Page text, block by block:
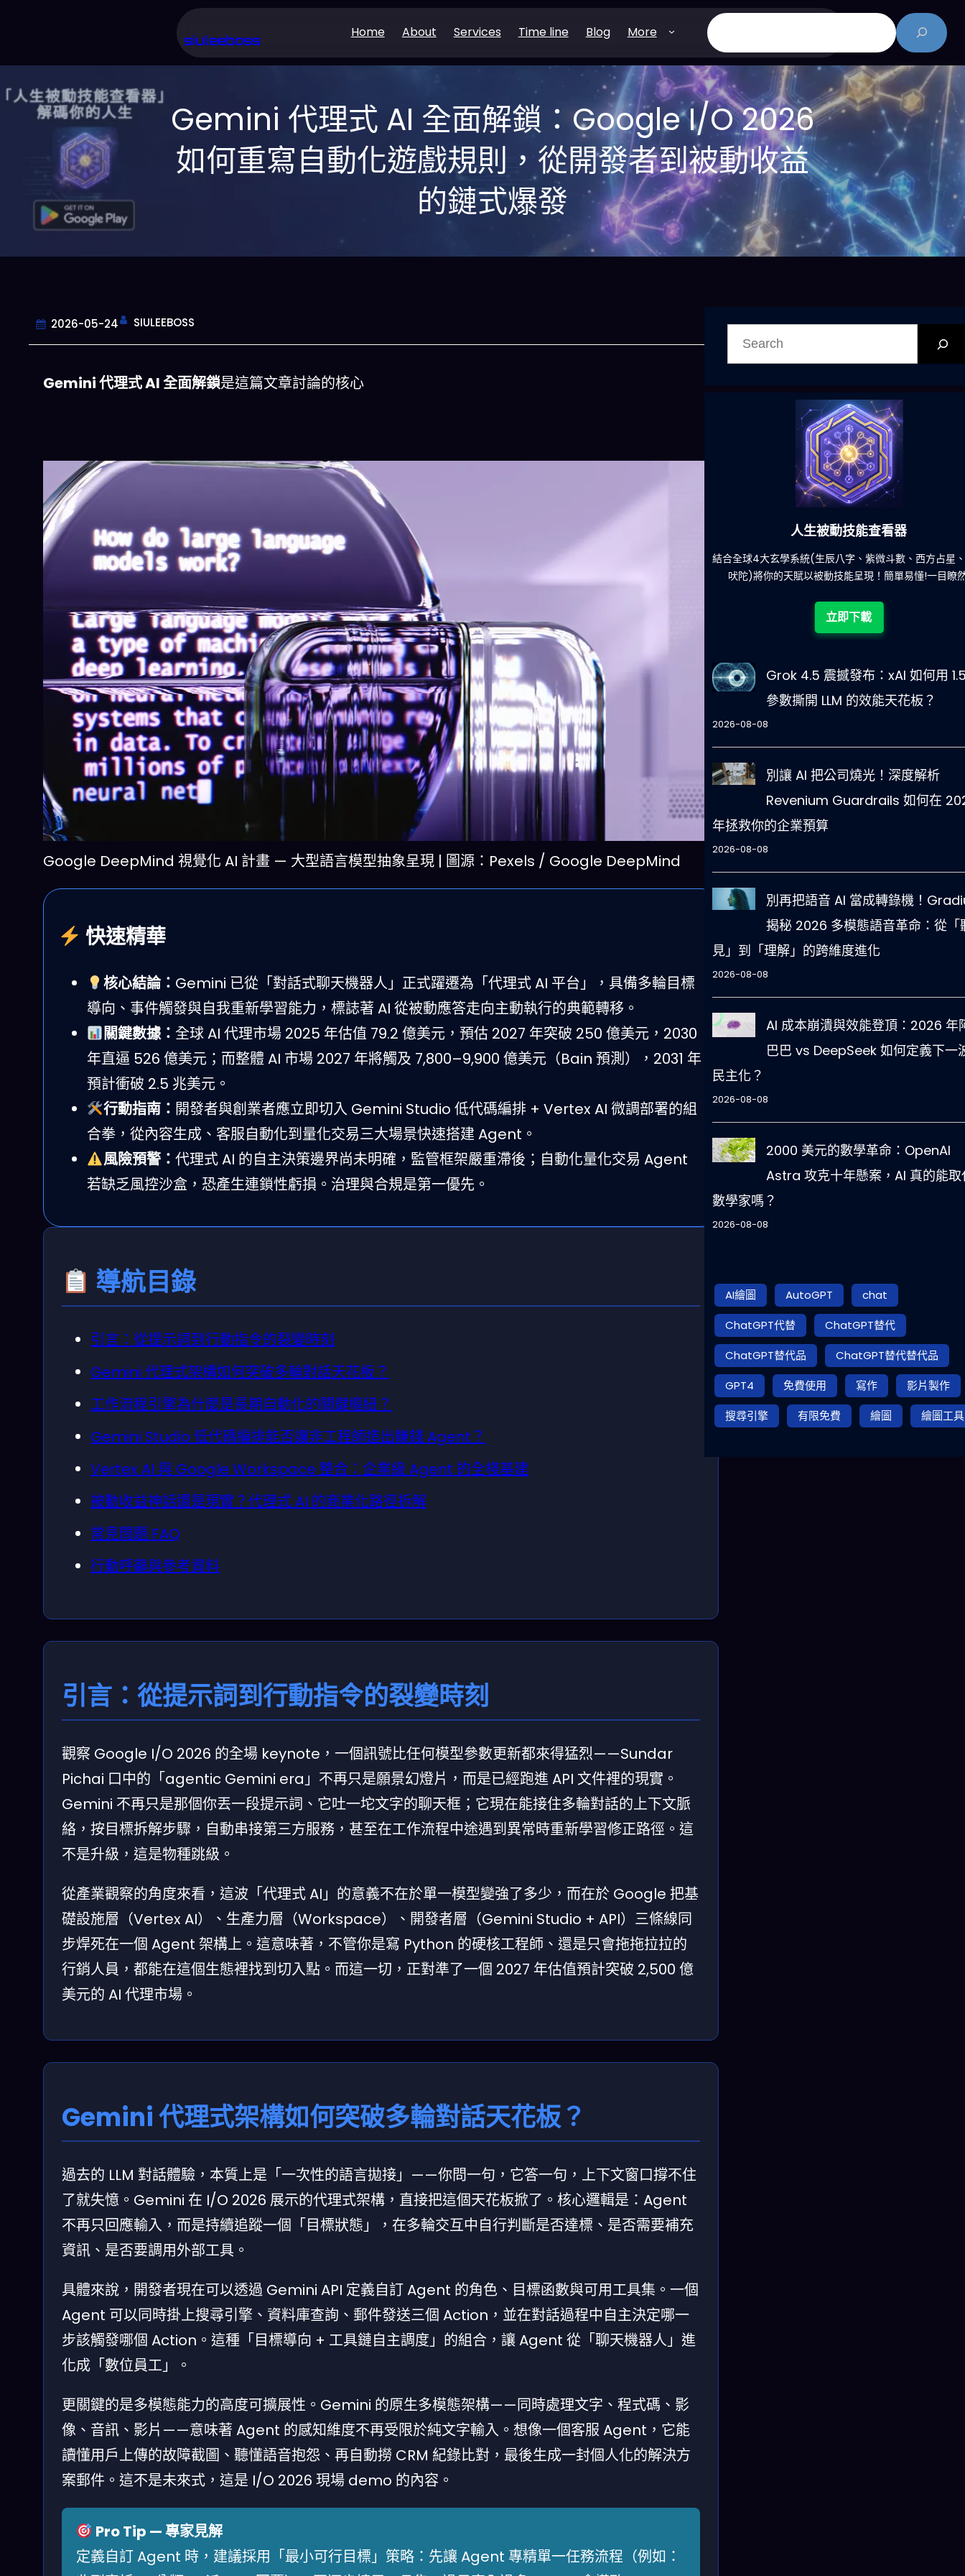
主
要
siuleeboss Home About Services Time line Blog More
搜
尋
Gemini 代理式 AI 全面解鎖：Google I/O 2026
如何重寫自動化遊戲規則，從開發者到被動收益
的鏈式爆發
2026-05-24 SIULEEBOSS
Gemini 代理式 AI 全面解鎖是這篇文章討論的核心
Google DeepMind 視覺化 AI 計畫 — 大型語言模型抽象呈現 | 圖源：Pexels / Google DeepMind
快速精華
核心結論： Gemini 已從「對話式聊天機器人」正式躍遷為「代理式 AI 平台」，具備多輪目標
導向、事件觸發與自我重新學習能力，標誌著 AI 從被動應答走向主動執行的典範轉移。
關鍵數據： 全球 AI 代理市場 2025 年估值 79.2 億美元，預估 2027 年突破 250 億美元，2030
年直逼 526 億美元；而整體 AI 市場 2027 年將觸及 7,800–9,900 億美元（Bain 預測），2031 年
預計衝破 2.5 兆美元。
行動指南： 開發者與創業者應立即切入 Gemini Studio 低代碼編排 + Vertex AI 微調部署的組
合拳，從內容生成、客服自動化到量化交易三大場景快速搭建 Agent。
風險預警： 代理式 AI 的自主決策邊界尚未明確，監管框架嚴重滯後；自動化量化交易 Agent
若缺乏風控沙盒，恐產生連鎖性虧損。治理與合規是第一優先。
導航目錄
引言：從提示詞到行動指令的裂變時刻
Gemini 代理式架構如何突破多輪對話天花板？
工作流程引擎為什麼是長期自動化的關鍵樞紐？
Gemini Studio 低代碼編排能否讓非工程師造出賺錢 Agent？
Vertex AI 與 Google Workspace 整合：企業級 Agent 的全棧基建
被動收益神話還是現實？代理式 AI 的商業化路徑拆解
常見問題 FAQ
行動呼籲與參考資料
引言：從提示詞到行動指令的裂變時刻
觀察 Google I/O 2026 的全場 keynote，一個訊號比任何模型參數更新都來得猛烈——Sundar
Pichai 口中的「agentic Gemini era」不再只是願景幻燈片，而是已經跑進 API 文件裡的現實。
Gemini 不再只是那個你丟一段提示詞、它吐一坨文字的聊天框；它現在能接住多輪對話的上下文脈
絡，按目標拆解步驟，自動串接第三方服務，甚至在工作流程中途遇到異常時重新學習修正路徑。這
不是升級，這是物種跳級。
從產業觀察的角度來看，這波「代理式 AI」的意義不在於單一模型變強了多少，而在於 Google 把基
礎設施層（Vertex AI）、生產力層（Workspace）、開發者層（Gemini Studio + API）三條線同
步焊死在一個 Agent 架構上。這意味著，不管你是寫 Python 的硬核工程師、還是只會拖拖拉拉的
行銷人員，都能在這個生態裡找到切入點。而這一切，正對準了一個 2027 年估值預計突破 2,500 億
美元的 AI 代理市場。
Gemini 代理式架構如何突破多輪對話天花板？
過去的 LLM 對話體驗，本質上是「一次性的語言拋接」——你問一句，它答一句，上下文窗口撐不住
了就失憶。Gemini 在 I/O 2026 展示的代理式架構，直接把這個天花板掀了。核心邏輯是：Agent
不再只回應輸入，而是持續追蹤一個「目標狀態」，在多輪交互中自行判斷是否達標、是否需要補充
資訊、是否要調用外部工具。
具體來說，開發者現在可以透過 Gemini API 定義自訂 Agent 的角色、目標函數與可用工具集。一個
Agent 可以同時掛上搜尋引擎、資料庫查詢、郵件發送三個 Action，並在對話過程中自主決定哪一
步該觸發哪個 Action。這種「目標導向 + 工具鏈自主調度」的組合，讓 Agent 從「聊天機器人」進
化成「數位員工」。
更關鍵的是多模態能力的高度可擴展性。Gemini 的原生多模態架構——同時處理文字、程式碼、影
像、音訊、影片——意味著 Agent 的感知維度不再受限於純文字輸入。想像一個客服 Agent，它能
讀懂用戶上傳的故障截圖、聽懂語音抱怨、再自動撈 CRM 紀錄比對，最後生成一封個人化的解決方
案郵件。這不是未來式，這是 I/O 2026 現場 demo 的內容。
Pro Tip — 專家見解
定義自訂 Agent 時，建議採用「最小可行目標」策略：先讓 Agent 專精單一任務流程（例如：
一鍵配搭出三餸一湯的完美晚餐組合,以後免除晚餐吃什麽的煩
人生被動技能查看器
結合全球4大玄學系統(生辰八字、紫微斗數、西方占星
吠陀)將你的天賦以被動技能呈現！簡單易懂!一目瞭
立即下載
Grok 4.5 震撼發布：xAI 如何用
參數撕開 LLM 的效能天花板？
2026-08-08
別讓 AI 把公司燒光！深度解析
Revenium Guardrails 如何在
年拯救你的企業預算
2026-08-08
別再把語音 AI 當成轉錄機！
揭秘 2026 多模態語音革命：從「
見」到「理解」的跨維度進化
2026-08-08
AI 成本崩潰與效能登頂：2026 年
巴巴 vs DeepSeek 如何定義下一
民主化？
2026-08-08
2000 美元的數學革命：OpenAI
Astra 攻克十年懸案，AI 真的能取
數學家嗎？
2026-08-08
AI繪圖 AutoGPT
chat
ChatGPT代替
ChatGPT替代
ChatGPT替代品
ChatGPT替代替代品
GPT4
免費使用 寫作
影片製作
搜尋引擎
有限免費 繪圖 繪圖工具